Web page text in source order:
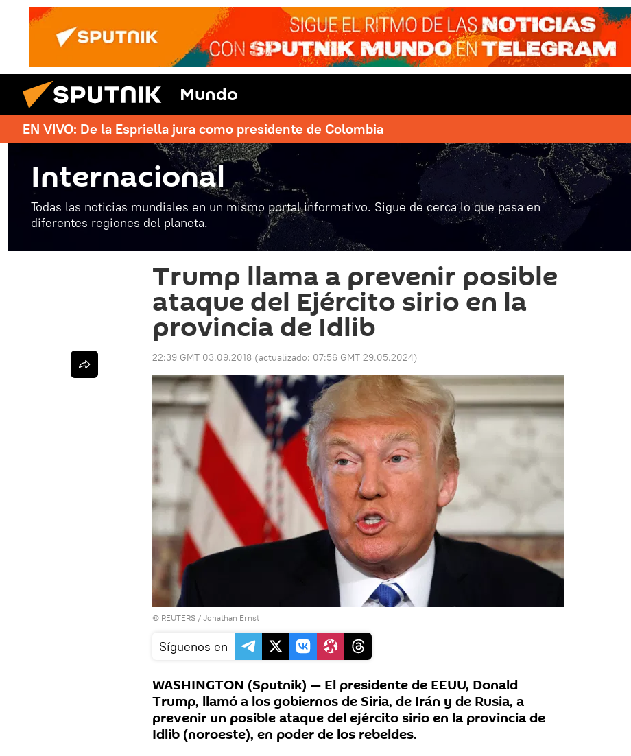
Mundo
EN VIVO: De la Espriella jura como presidente de Colombia
Internacional
Todas las noticias mundiales en un mismo portal informativo. Sigue de cerca lo que pasa en
diferentes regiones del planeta.
Trump llama a prevenir posible
ataque del Ejército sirio en la
provincia de Idlib
22:39 GMT 03.09.2018 (actualizado: 07:56 GMT 29.05.2024)
© REUTERS / Jonathan Ernst
Síguenos en
WASHINGTON (Sputnik) — El presidente de EEUU, Donald
Trump, llamó a los gobiernos de Siria, de Irán y de Rusia, a
prevenir un posible ataque del ejército sirio en la provincia de
Idlib (noroeste), en poder de los rebeldes.